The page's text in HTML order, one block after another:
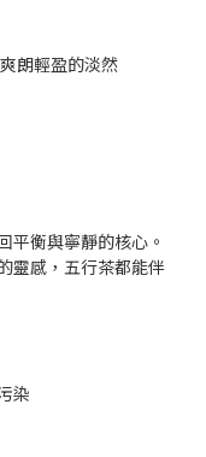
朗輕盈的淡然
平衡與寧靜的核心。
靈感，五行茶都能伴
染